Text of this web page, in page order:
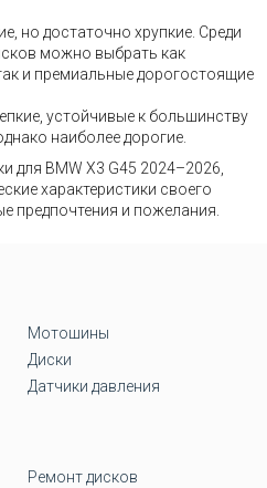
но достаточно хрупкие. Среди
можно выбрать как
и премиальные дорогостоящие
устойчивые к большинству
наиболее дорогие.
для BMW X3 G45 2024–2026,
характеристики своего
предпочтения и пожелания.
Мотошины
Диски
Датчики давления
Ремонт дисков